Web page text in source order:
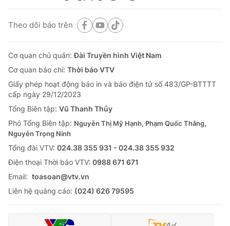
Theo dõi báo trên
Cơ quan chủ quản:Đài Truyền hình Việt Nam
Cơ quan báo chí: Thời báo VTV
Giấy phép hoạt động báo in và báo điện tử số 483/GP-BTTTT
cấp ngày 29/12/2023
Tổng Biên tập: Vũ Thanh Thủy
Phó Tổng Biên tập: Nguyễn Thị Mỹ Hạnh, Phạm Quốc Thắng,
Nguyễn Trọng Ninh
Tổng đài VTV: 024.38 355 931 - 024.38 355 932
Ðiện thoại Thời báo VTV: 0988 671 671
Email: toasoan@vtv.vn
Liên hệ quảng cáo: (024) 626 79595